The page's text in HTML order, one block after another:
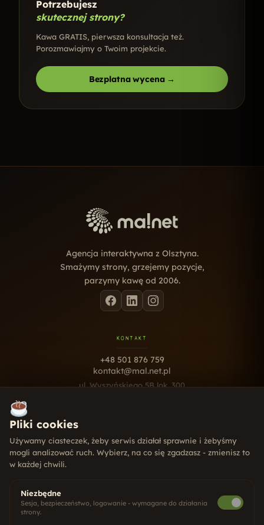
Potrzebujesz
skutecznej strony?
Kawa GRATIS, pierwsza konsultacja też.
Porozmawiajmy o Twoim projekcie.
Bezplatna wycena →
Agencja interaktywna z Olsztyna.
Smażymy strony, grzejemy pozycje,
parzymy kawę od 2006.
KONTAKT
+48 501 876 759
kontakt@mal.net.pl
ul. Wyszyńskiego 5B lok. 300
Strony internetowe
Gry dla firm
Pliki cookies
Używamy ciasteczek, żeby serwis działał sprawnie i żebyśmy
mogli analizować ruch. Wybierz, na co się zgadzasz - zmienisz to
w każdej chwili.
Niezbędne
Sesja, bezpieczeństwo, logowanie - wymagane do działania
strony.